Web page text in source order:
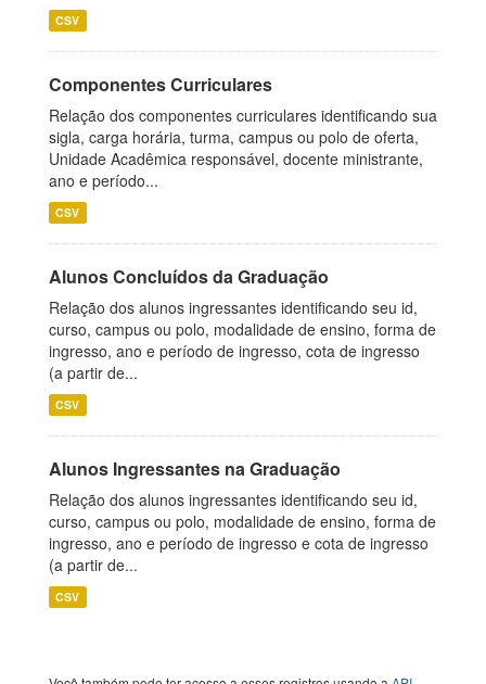
CSV
Componentes Curriculares
Relação dos componentes curriculares identificando sua
sigla, carga horária, turma, campus ou polo de oferta,
Unidade Acadêmica responsável, docente ministrante,
ano e período...
CSV
Alunos Concluídos da Graduação
Relação dos alunos ingressantes identificando seu id,
curso, campus ou polo, modalidade de ensino, forma de
ingresso, ano e período de ingresso, cota de ingresso
(a partir de...
CSV
Alunos Ingressantes na Graduação
Relação dos alunos ingressantes identificando seu id,
curso, campus ou polo, modalidade de ensino, forma de
ingresso, ano e período de ingresso e cota de ingresso
(a partir de...
CSV